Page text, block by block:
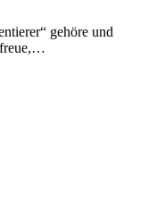
gehöre und
freue,…